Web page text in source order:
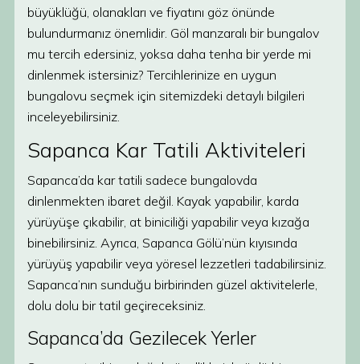
büyüklüğü, olanakları ve fiyatını göz önünde
bulundurmanız önemlidir. Göl manzaralı bir bungalov
mu tercih edersiniz, yoksa daha tenha bir yerde mi
dinlenmek istersiniz? Tercihlerinize en uygun
bungalovu seçmek için sitemizdeki detaylı bilgileri
inceleyebilirsiniz.
Sapanca Kar Tatili Aktiviteleri
Sapanca’da kar tatili sadece bungalovda
dinlenmekten ibaret değil. Kayak yapabilir, karda
yürüyüşe çıkabilir, at biniciliği yapabilir veya kızağa
binebilirsiniz. Ayrıca, Sapanca Gölü’nün kıyısında
yürüyüş yapabilir veya yöresel lezzetleri tadabilirsiniz.
Sapanca’nın sunduğu birbirinden güzel aktivitelerle,
dolu dolu bir tatil geçireceksiniz.
Sapanca’da Gezilecek Yerler